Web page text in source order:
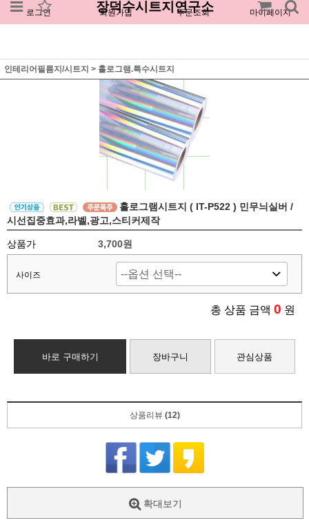
로그인 회원가입 주문조회 마이페이지
장덕수시트지연구소
인테리어필름지/시트지 > 홀로그램.특수시트지
홀로그램시트지 ( IT-P522 ) 민무늬실버 /
시선집중효과,라벨,광고,스티커제작
상품가 3,700원
사이즈
총 상품 금액 0 원
바로 구매하기 장바구니 관심상품
상품리뷰 (12)
확대보기